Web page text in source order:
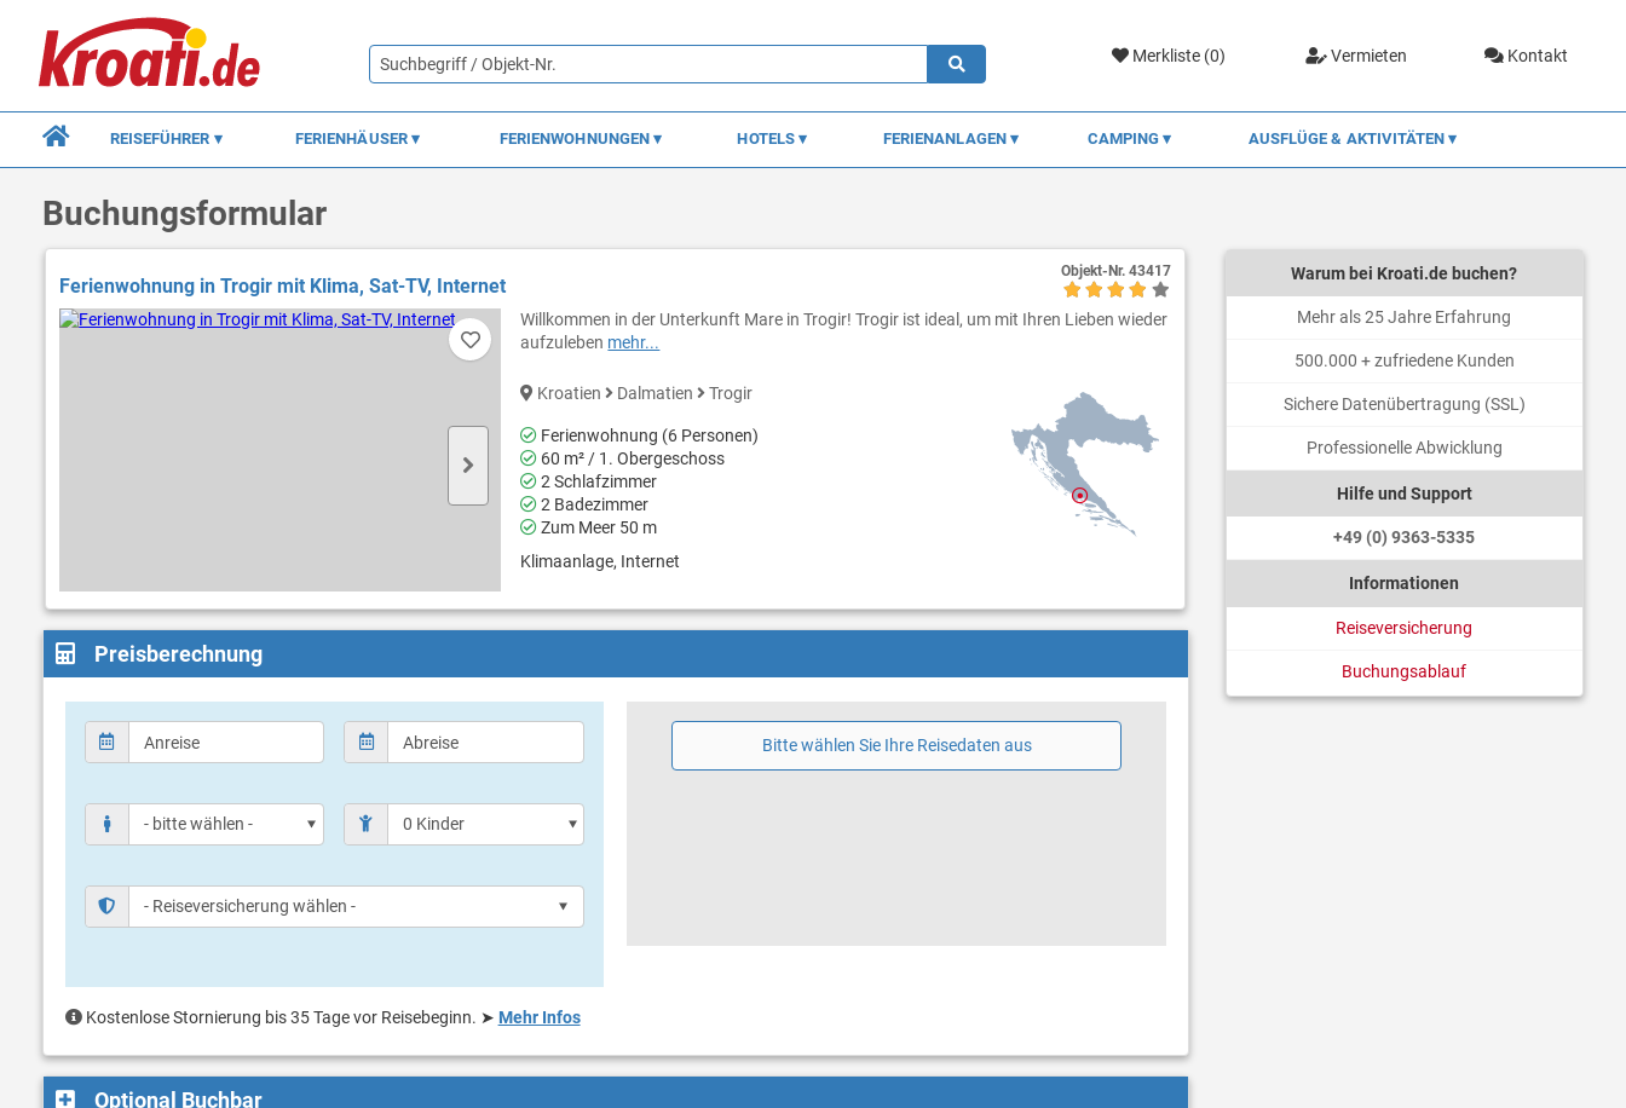
Merkliste (0) Vermieten Kontakt
REISEFÜHRER FERIENHÄUSER FERIENWOHNUNGEN HOTELS FERIENANLAGEN CAMPING AUSFLÜGE & AKTIVITÄTEN
Buchungsformular
Ferienwohnung in Trogir mit Klima, Sat-TV, Internet
Willkommen in der Unterkunft Mare in Trogir! Trogir ist ideal, um mit Ihren Lieben wieder
aufzuleben mehr...
Kroatien Dalmatien Trogir
Ferienwohnung (6 Personen)
60 m² / 1. Obergeschoss
2 Schlafzimmer
2 Badezimmer
Zum Meer 50 m
Klimaanlage, Internet
Objekt-Nr.43417
Preisberechnung
Kostenlose Stornierung bis 35 Tage vor Reisebeginn. ➤ Mehr Infos
Bitte wählen Sie Ihre Reisedaten aus
Optional Buchbar
Warum bei Kroati.de buchen?
Mehr als 25 Jahre Erfahrung
500.000 + zufriedene Kunden
Sichere Datenübertragung (SSL)
Professionelle Abwicklung
Hilfe und Support
+49 (0) 9363-5335
Informationen
Reiseversicherung
Buchungsablauf